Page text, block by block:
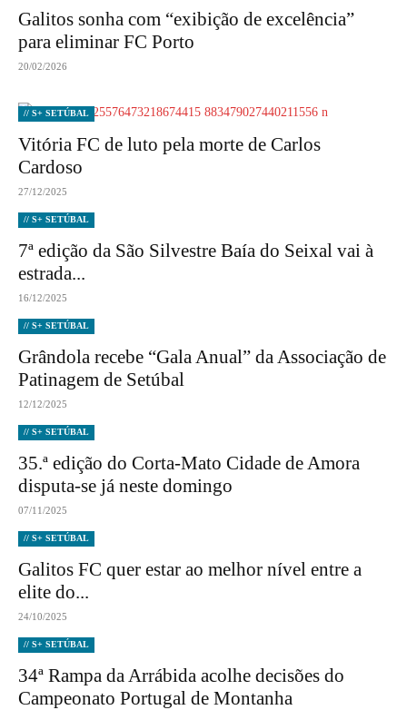
Galitos sonha com “exibição de excelência”
para eliminar FC Porto
20/02/2026
// S+ SETÚBAL
Vitória FC de luto pela morte de Carlos
Cardoso
27/12/2025
// S+ SETÚBAL
7ª edição da São Silvestre Baía do Seixal vai à
estrada...
16/12/2025
// S+ SETÚBAL
Grândola recebe “Gala Anual” da Associação de
Patinagem de Setúbal
12/12/2025
// S+ SETÚBAL
35.ª edição do Corta-Mato Cidade de Amora
disputa-se já neste domingo
07/11/2025
// S+ SETÚBAL
Galitos FC quer estar ao melhor nível entre a
elite do...
24/10/2025
// S+ SETÚBAL
34ª Rampa da Arrábida acolhe decisões do
Campeonato Portugal de Montanha